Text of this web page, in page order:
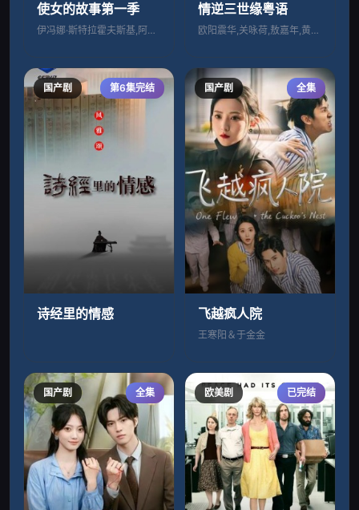
使女的故事第一季
伊冯娜·斯特拉霍夫斯基,阿丽克西斯·布莱
情逆三世缘粤语
欧阳震华,关咏荷,敖嘉年,黄智雯,黄智贤
国产剧 第6集完结
诗经里的情感
国产剧 全集
飞越疯人院
王寒阳＆于金金
国产剧 全集 欧美剧 已完结